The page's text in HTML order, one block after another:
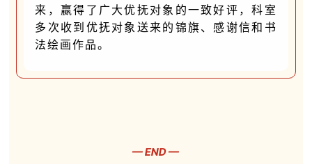
来，赢得了广大优抚对象的一致好评，科室
多次收到优抚对象送来的锦旗、感谢信和书
法绘画作品。
— END —